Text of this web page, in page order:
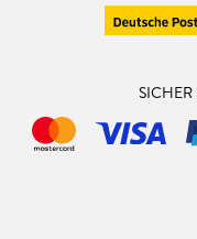
Farbe und
Objekte umfärben . . .